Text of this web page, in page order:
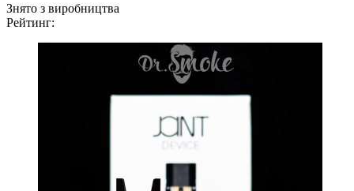
Знято з виробництва
Рейтинг: